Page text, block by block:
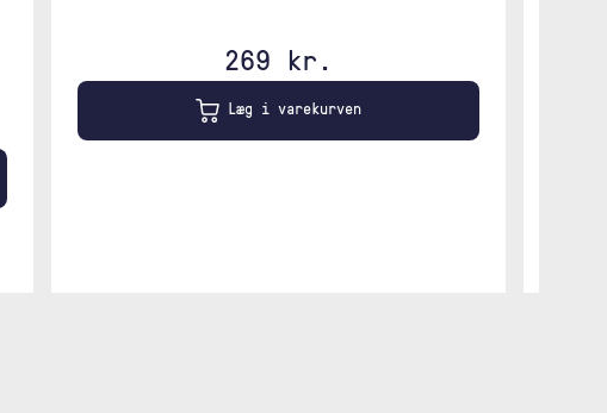
269 kr.
Læg i varekurven